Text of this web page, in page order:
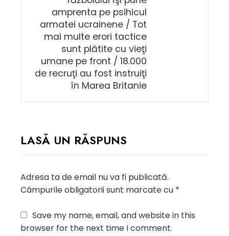
amprenta pe psihicul
armatei ucrainene / Tot
mai multe erori tactice
sunt plătite cu vieţi
umane pe front / 18.000
de recruţi au fost instruiţi
în Marea Britanie
LASĂ UN RĂSPUNS
Adresa ta de email nu va fi publicată.
Câmpurile obligatorii sunt marcate cu *
Save my name, email, and website in this
browser for the next time I comment.